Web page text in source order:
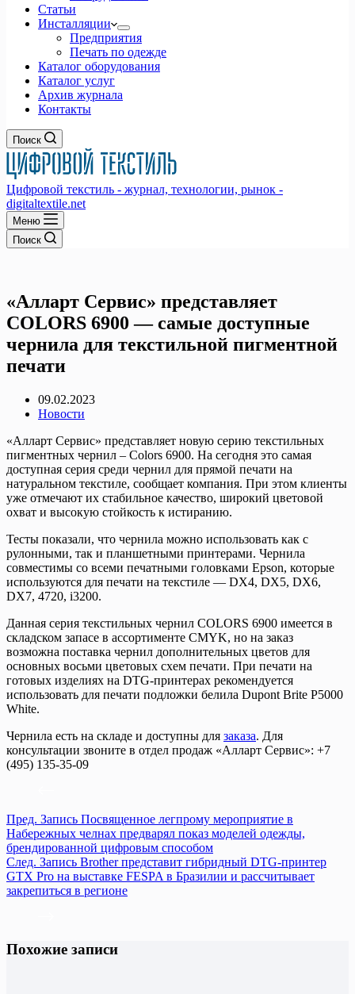
Статьи
Инсталляции
Предприятия
Печать по одежде
Каталог оборудования
Каталог услуг
Архив журнала
Контакты
Поиск
Цифровой текстиль - журнал, технологии, рынок -
digitaltextile.net
Меню
Поиск
«Алларт Сервис» представляет
COLORS 6900 — самые доступные
чернила для текстильной пигментной
печати
09.02.2023
Новости
«Алларт Сервис» представляет новую серию текстильных
пигментных чернил – Colors 6900. На сегодня это самая
доступная серия среди чернил для прямой печати на
натуральном текстиле, сообщает компания. При этом клиенты
уже отмечают их стабильное качество, широкий цветовой
охват и высокую стойкость к истиранию.
Тесты показали, что чернила можно использовать как с
рулонными, так и планшетными принтерами. Чернила
совместимы со всеми печатными головками Epson, которые
используются для печати на текстиле — DX4, DX5, DX6,
DX7, 4720, i3200.
Данная серия текстильных чернил COLORS 6900 имеется в
складском запасе в ассортименте CMYK, но на заказ
возможна поставка чернил дополнительных цветов для
основных восьми цветовых схем печати. При печати на
готовых изделиях на DTG-принтерах рекомендуется
использовать для печати подложки белила Dupont Brite P5000
White.
Чернила есть на складе и доступны для заказа. Для
консультации звоните в отдел продаж «Алларт Сервис»: +7
(495) 135-35-09
Пред. Запись Посвященное легпрому мероприятие в
Набережных челнах предварял показ моделей одежды,
брендированной цифровым способом
След. Запись Brother представит гибридный DTG-принтер
GTX Pro на выставке FESPA в Бразилии и рассчитывает
закрепиться в регионе
Похожие записи